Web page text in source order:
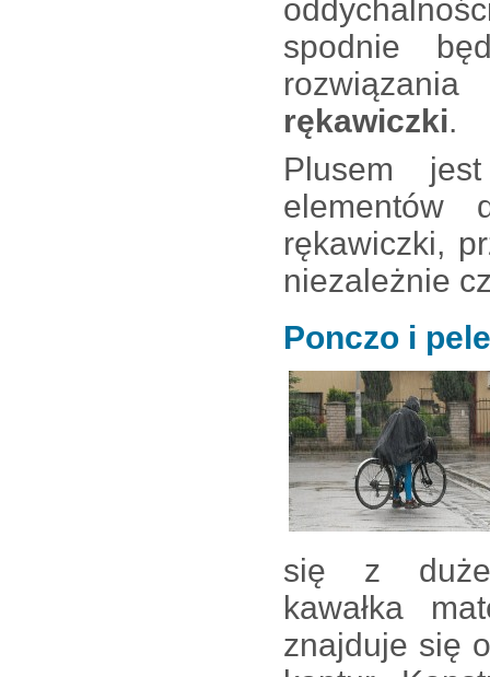
spodnie
rękawiczki.
Plusem
rękawiczki,
niezależnie
Ponczo i
się z
kawałka
znajduje się